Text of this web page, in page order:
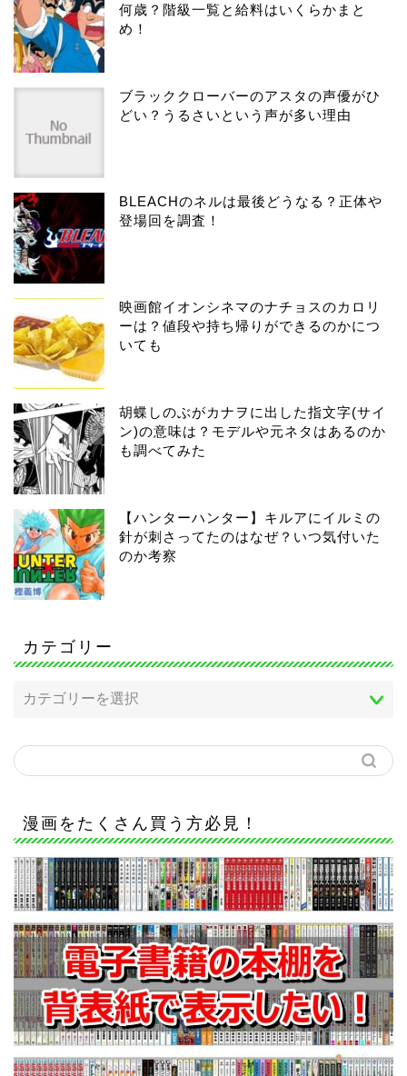
何歳？階級一覧と給料はいくらかまと
め！
ブラッククローバーのアスタの声優がひ
どい？うるさいという声が多い理由
BLEACHのネルは最後どうなる？正体や
登場回を調査！
映画館イオンシネマのナチョスのカロリ
ーは？値段や持ち帰りができるのかにつ
いても
胡蝶しのぶがカナヲに出した指文字(サイ
ン)の意味は？モデルや元ネタはあるのか
も調べてみた
【ハンターハンター】キルアにイルミの
針が刺さってたのはなぜ？いつ気付いた
のか考察
カテゴリー
漫画をたくさん買う方必見！